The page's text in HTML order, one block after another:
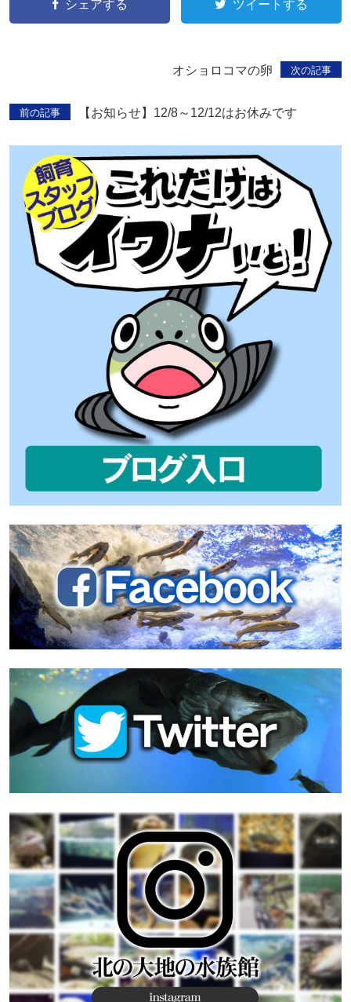
シェアする ツイートする
次の記事
オショロコマの卵
前の記事 【お知らせ】12/8～12/12はお休みです